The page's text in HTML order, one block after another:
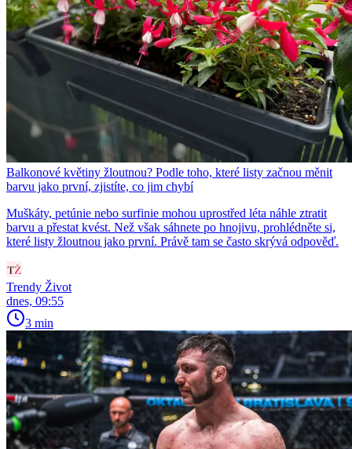
Balkonové květiny žloutnou? Podle toho, které listy začnou měnit
barvu jako první, zjistíte, co jim chybí
Muškáty, petúnie nebo surfinie mohou uprostřed léta náhle ztratit
barvu a přestat kvést. Než však sáhnete po hnojivu, prohlédněte si,
které listy žloutnou jako první. Právě tam se často skrývá odpověď.
Trendy Život
dnes, 09:55
3 min